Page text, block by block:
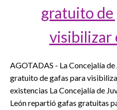
gratuito de
visibilizar
AGOTADAS - La Concejalía
gratuito de gafas para
existencias La Concejalía de
León repartió gafas gratuitas